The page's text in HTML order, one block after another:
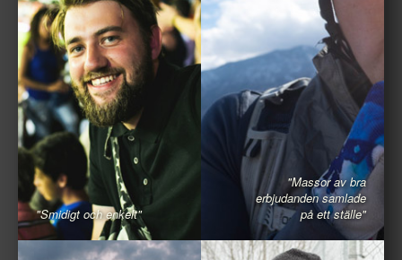
"Smidigt och enkelt"
"Massor av bra
erbjudanden samlade
på ett ställe"